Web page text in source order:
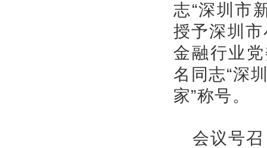
志“深圳市
授予深圳
金融行业
名同志“深
家”称号。
会议号